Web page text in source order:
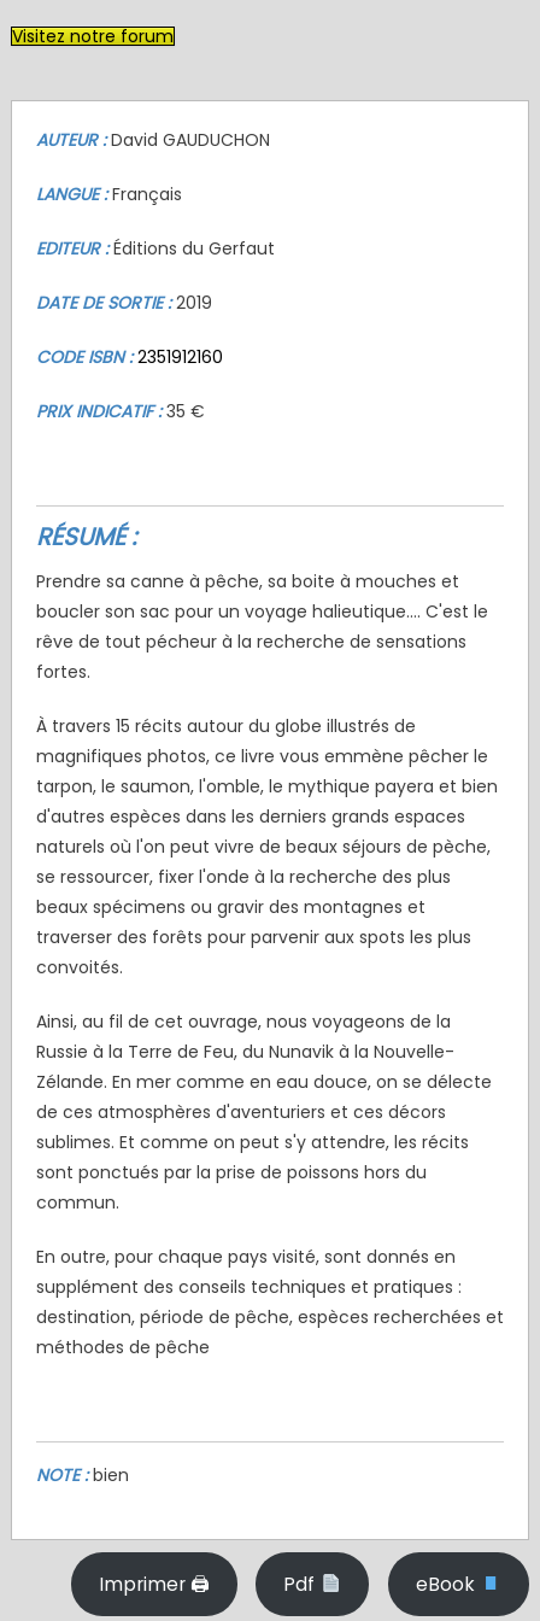
Visitez notre forum
AUTEUR :David GAUDUCHON
LANGUE :Français
EDITEUR :Éditions du Gerfaut
DATE DE SORTIE :2019
CODE ISBN :2351912160
PRIX INDICATIF :35 €
RÉSUMÉ :
Prendre sa canne à pêche, sa boite à mouches et
boucler son sac pour un voyage halieutique.... C'est le
rêve de tout pécheur à la recherche de sensations
fortes.
À travers 15 récits autour du globe illustrés de
magnifiques photos, ce livre vous emmène pêcher le
tarpon, le saumon, l'omble, le mythique payera et bien
d'autres espèces dans les derniers grands espaces
naturels où l'on peut vivre de beaux séjours de pèche,
se ressourcer, fixer l'onde à la recherche des plus
beaux spécimens ou gravir des montagnes et
traverser des forêts pour parvenir aux spots les plus
convoités.
Ainsi, au fil de cet ouvrage, nous voyageons de la
Russie à la Terre de Feu, du Nunavik à la Nouvelle-
Zélande. En mer comme en eau douce, on se délecte
de ces atmosphères d'aventuriers et ces décors
sublimes. Et comme on peut s'y attendre, les récits
sont ponctués par la prise de poissons hors du
commun.
En outre, pour chaque pays visité, sont donnés en
supplément des conseils techniques et pratiques :
destination, période de pêche, espèces recherchées et
méthodes de pêche
NOTE :bien
Imprimer 🖨 Pdf eBook